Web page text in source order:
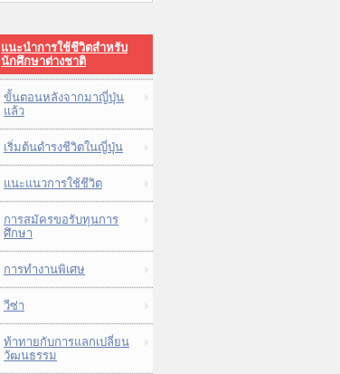
แนะนำการใช้ชีวิตสำหรับ
นักศึกษาต่างชาติ
ขั้นตอนหลังจากมาญี่ปุ่น
แล้ว
เริ่มต้นดำรงชีวิตในญี่ปุ่น
แนะแนวการใช้ชีวิต
การสมัครขอรับทุนการ
ศึกษา
การทำงานพิเศษ
วีซ่า
ท้าทายกับการแลกเปลี่ยน
วัฒนธรรม